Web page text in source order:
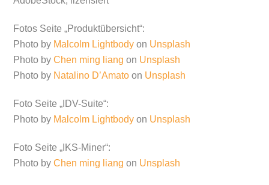
Fotos Seite „Produktübersicht“:
Photo by Malcolm Lightbody on Unsplash
Photo byChen ming liang on Unsplash
Photo by Natalino D’Amato on Unsplash
Foto Seite „IDV-Suite“:
Photo by Malcolm Lightbody on Unsplash
Foto Seite „IKS-Miner“:
Photo byChen ming liang on Unsplash